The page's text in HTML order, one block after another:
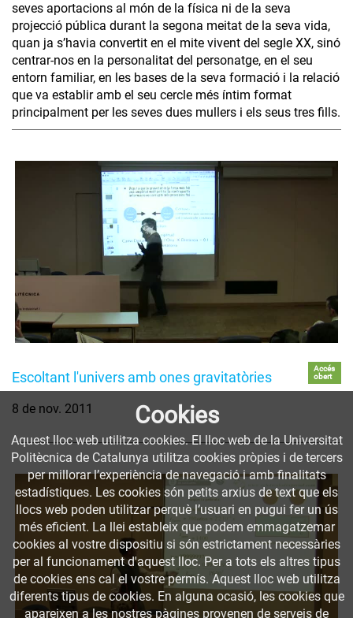
seves aportacions al món de la física ni de la seva
projecció pública durant la segona meitat de la seva vida,
quan ja s’havia convertit en el mite vivent del segle XX, sinó
centrar-nos en la personalitat del personatge, en el seu
entorn familiar, en les bases de la seva formació i la relació
que va establir amb el seu cercle més íntim format
principalment per les seves dues mullers i els seus tres fills.
Escoltant l'univers amb ones gravitatòries
Accés
obert
8 de nov. 2011 Cookies
Aquest lloc web utilitza cookies. El lloc web de la Universitat
Politècnica de Catalunya utilitza cookies pròpies i de tercers
per millorar l’experiència de navegació i amb finalitats
estadístiques. Les cookies són petits arxius de text que els
llocs web poden utilitzar perquè l’usuari en pugui fer un ús
més eficient. La llei estableix que podem emmagatzemar
cookies al vostre dispositiu si són estrictament necessàries
per al funcionament d'aquest lloc. Per a tots els altres tipus
de cookies ens cal el vostre permís. Aquest lloc web utilitza
diferents tipus de cookies. En alguna ocasió, les cookies que
apareixen a les nostres pàgines provenen de serveis de